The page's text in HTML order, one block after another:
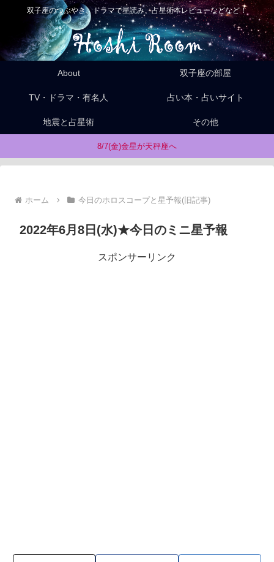
双子座のつぶやき、ドラマで星読み、占星術本レビューなどなど！
About 双子座の部屋
TV・ドラマ・有名人 占い本・占いサイト
地震と占星術 その他
8/7(金)金星が天秤座へ
ホーム 今日のホロスコープと星予報(旧記事)
2022年6月8日(水)★今日のミニ星予報
スポンサーリンク